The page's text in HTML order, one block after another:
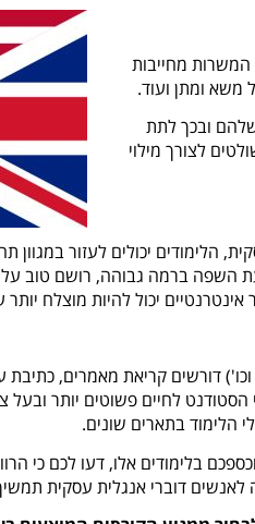
מחייבות
משא ומתן ועוד.
שלהם ובכך לתת
לצורך מילוי
הלימודים יכולים לעזור
השפה ברמה גבוהה, רושם טוב
יכול להיות מוצלח
וכו') דורשים קריאת מאמרים,
הסטודנט לחיים פשוטים יותר
הלימוד בתארים שונים.
בלימודים אלו, דעו לכם כי
דוברי אנגלית עסקית